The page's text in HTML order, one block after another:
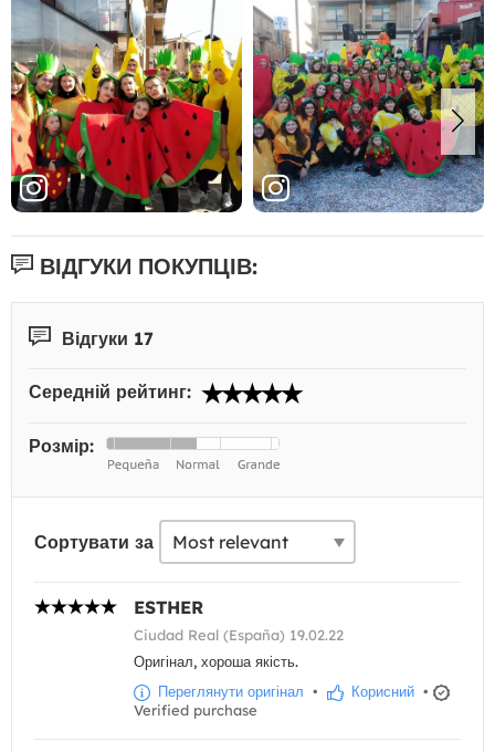
ВІДГУКИ ПОКУПЦІВ:
Відгуки 17
Середній рейтинг:
Розмір:
Сортувати за
ESTHER
Ciudad Real (España) 19.02.22
Оригінал, хороша якість.
Переглянути оригінал • Корисний •
Verified purchase